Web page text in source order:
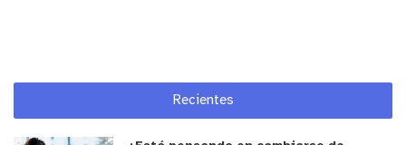
para avanzar en la igualdad y superar las barreras
que enfrentan las mujeres en el espacio público es
Recientes